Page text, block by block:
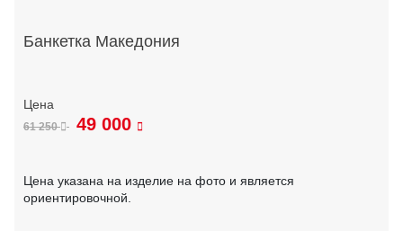
Банкетка Македония
61 250 49 000
Цена указана на изделие на фото и является
ориентировочной.